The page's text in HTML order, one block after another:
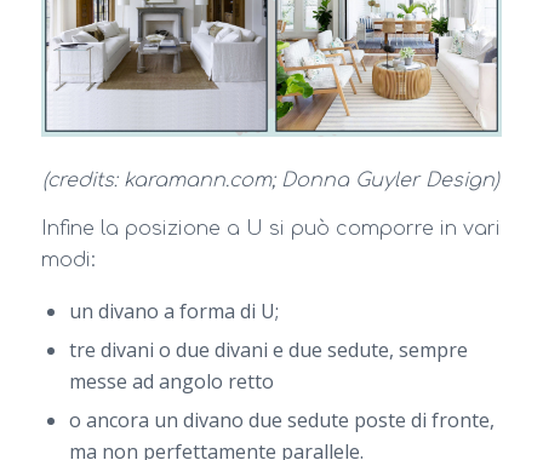
(credits: karamann.com; Donna Guyler Design)
Infine la posizione a U si può comporre in vari
modi:
un divano a forma di U;
tre divani o due divani e due sedute, sempre
messe ad angolo retto
o ancora un divano due sedute poste di fronte,
ma non perfettamente parallele.